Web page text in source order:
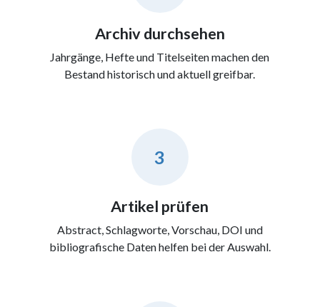
Archiv durchsehen
Jahrgänge, Hefte und Titelseiten machen den
Bestand historisch und aktuell greifbar.
3
Artikel prüfen
Abstract, Schlagworte, Vorschau, DOI und
bibliografische Daten helfen bei der Auswahl.